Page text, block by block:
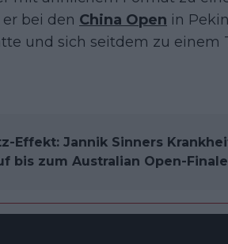
bei den China Open in
und sich seitdem zu einem
Effekt: Jannik Sinners
bis zum Australian Open-